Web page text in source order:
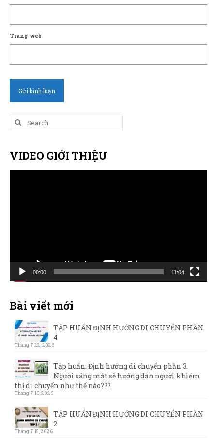
Trang web
Search
for:
VIDEO GIỚI THIỆU
00:00 11:04
Bài viết mới
TẬP HUẤN ĐỊNH HƯỚNG DI CHUYỂN PHẦN
4
Tháng 7 22, 2026
Tập huấn: Định hướng di chuyển phần 3.
Người sáng mắt sẽ hướng dẫn người khiếm
thị di chuyển như thế nào???
Tháng 7 16, 2026
TẬP HUẤN ĐỊNH HƯỚNG DI CHUYỂN PHẦN
2
Tháng 7 15, 2026